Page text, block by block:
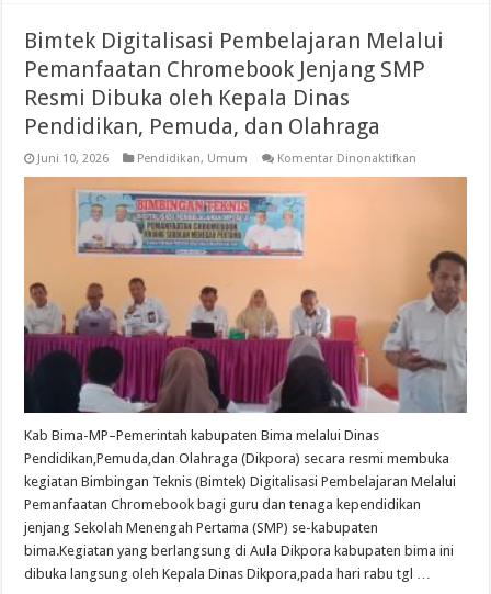
Bimtek Digitalisasi Pembelajaran Melalui
Pemanfaatan Chromebook Jenjang SMP
Resmi Dibuka oleh Kepala Dinas
Pendidikan, Pemuda, dan Olahraga
Juni 10, 2026 Pendidikan, Umum Komentar Dinonaktifkan
Jenjang
SMP
Resmi
Dibuka
oleh
Pendidikan,
Pemuda,
Olahraga
Kab Bima-MP–Pemerintah kabupaten Bima melalui Dinas
Pendidikan,Pemuda,dan Olahraga (Dikpora) secara resmi membuka
kegiatan Bimbingan Teknis (Bimtek) Digitalisasi Pembelajaran Melalui
Pemanfaatan Chromebook bagi guru dan tenaga kependidikan
jenjang Sekolah Menengah Pertama (SMP) se-kabupaten
bima.Kegiatan yang berlangsung di Aula Dikpora kabupaten bima ini
dibuka langsung oleh Kepala Dinas Dikpora,pada hari rabu tgl …